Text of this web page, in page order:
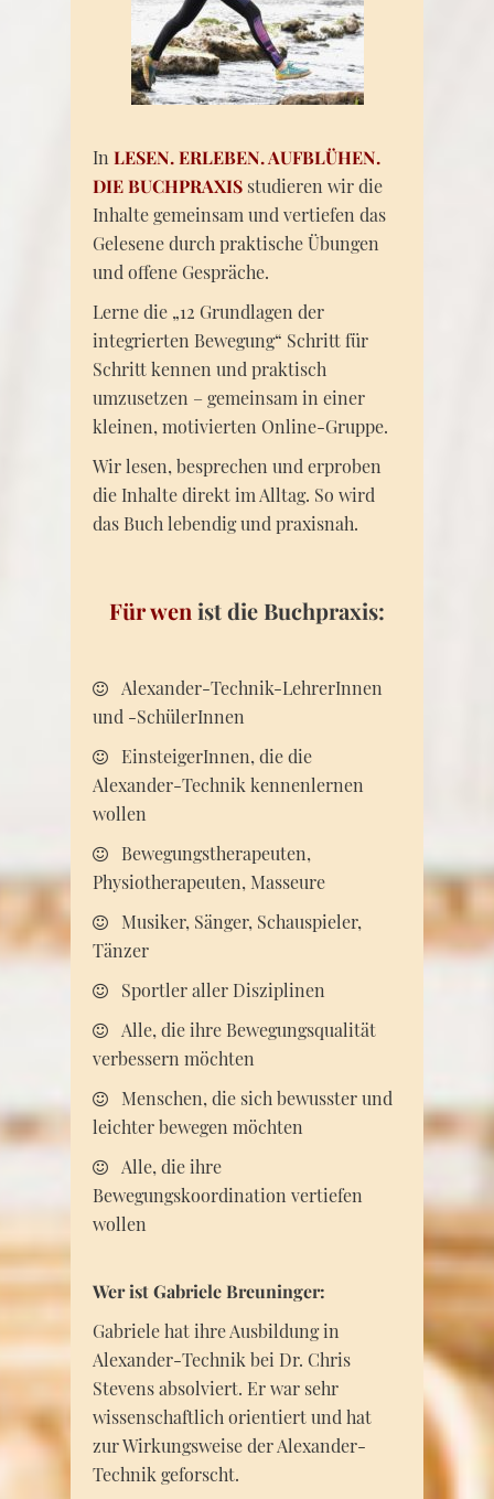
In LESEN. ERLEBEN. AUFBLÜHEN.
DIE BUCHPRAXIS studieren wir die
Inhalte gemeinsam und vertiefen das
Gelesene durch praktische Übungen
und offene Gespräche.
Lerne die „12 Grundlagen der
integrierten Bewegung“ Schritt für
Schritt kennen und praktisch
umzusetzen – gemeinsam in einer
kleinen, motivierten Online-Gruppe.
Wir lesen, besprechen und erproben
die Inhalte direkt im Alltag. So wird
das Buch lebendig und praxisnah.
Für wen ist die Buchpraxis:
Alexander-Technik-LehrerInnen
und -SchülerInnen
EinsteigerInnen, die die
Alexander-Technik kennenlernen
wollen
Bewegungstherapeuten,
Physiotherapeuten, Masseure
Musiker, Sänger, Schauspieler,
Tänzer
Sportler aller Disziplinen
Alle, die ihre Bewegungsqualität
verbessern möchten
Menschen, die sich bewusster und
leichter bewegen möchten
Alle, die ihre
Bewegungskoordination vertiefen
wollen
Wer ist Gabriele Breuninger:
Gabriele hat ihre Ausbildung in
Alexander-Technik bei Dr. Chris
Stevens absolviert. Er war sehr
wissenschaftlich orientiert und hat
zur Wirkungsweise der Alexander-
Technik geforscht.